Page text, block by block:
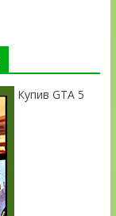
Купив GTA 5